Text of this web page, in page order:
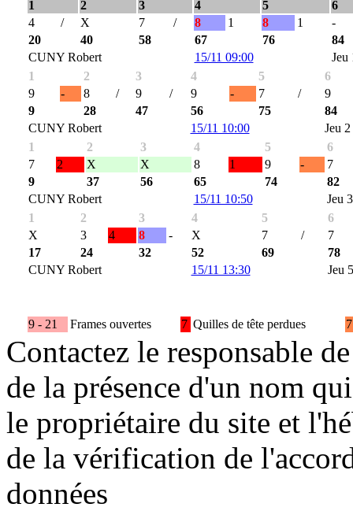
1 2 3 4 5
6
4
/ X 7 / 8 1 8 1
-
20
40 58 67 76
84
CUNY Robert
15/11 09:00
Jeu
1
2 3 4 5
6
9
- 8 / 9 / 9 - 7 /
9
9
28 47 56 75
84
CUNY Robert
15/11 10:00
Jeu 2
1
2 3 4 5
6
7
2 X X 8 1 9 -
7
9
37 56 65 74
82
CUNY Robert
15/11 10:50
Jeu 3
1
2 3 4 5
6
X
3 4 8 - X 7 /
7
17
24 32 52 69
78
CUNY Robert
15/11 13:30 Jeu 5
9 - 21 Frames ouvertes 7 Quilles de tête perdues 7
Contactez le responsable
de la présence d'un nom
le propriétaire du site et
de la vérification de
données